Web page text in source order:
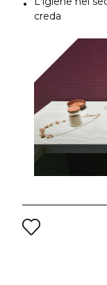
creda